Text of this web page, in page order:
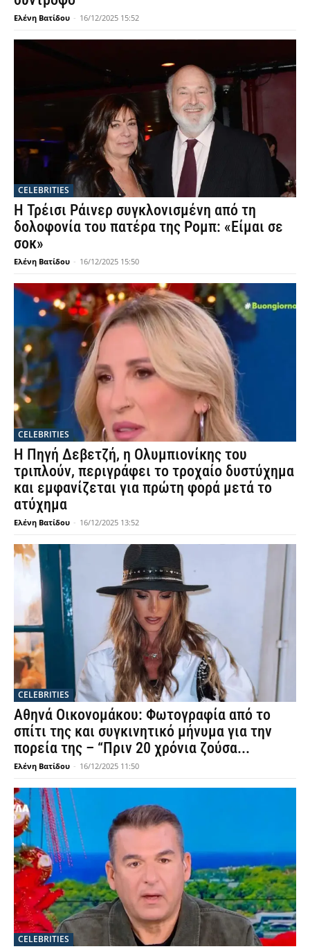
Ελένη Βατίδου - 16/12/2025 15:52
CELEBRITIES
Η Τρέισι Ράινερ συγκλονισμένη από τη
δολοφονία του πατέρα της Ρομπ: «Είμαι σε
σοκ»
Ελένη Βατίδου - 16/12/2025 15:50
CELEBRITIES
Η Πηγή Δεβετζή, η Ολυμπιονίκης του
τριπλούν, περιγράφει το τροχαίο δυστύχημα
και εμφανίζεται για πρώτη φορά μετά το
ατύχημα
Ελένη Βατίδου - 16/12/2025 13:52
CELEBRITIES
Αθηνά Οικονομάκου: Φωτογραφία από το
σπίτι της και συγκινητικό μήνυμα για την
πορεία της – “Πριν 20 χρόνια ζούσα...
Ελένη Βατίδου - 16/12/2025 11:50
CELEBRITIES